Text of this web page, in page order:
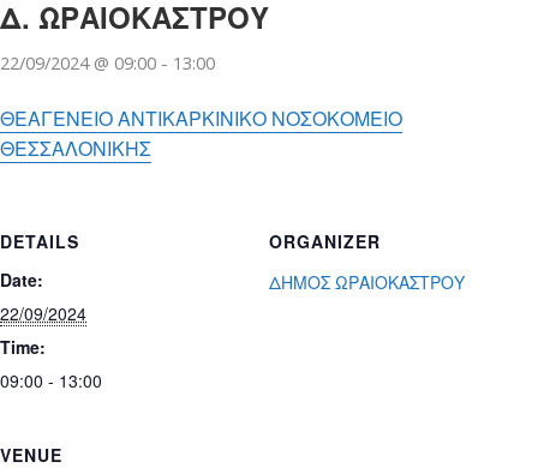
Δ. ΩΡΑΙΟΚΑΣΤΡΟΥ
22/09/2024 @ 09:00 - 13:00
ΘΕΑΓΕΝΕΙΟ ΑΝΤΙΚΑΡΚΙΝΙΚΟ ΝΟΣΟΚΟΜΕΙΟ
ΘΕΣΣΑΛΟΝΙΚΗΣ
DETAILS
Date:
22/09/2024
Time:
09:00 - 13:00
ORGANIZER
ΔΗΜΟΣ ΩΡΑΙΟΚΑΣΤΡΟΥ
VENUE